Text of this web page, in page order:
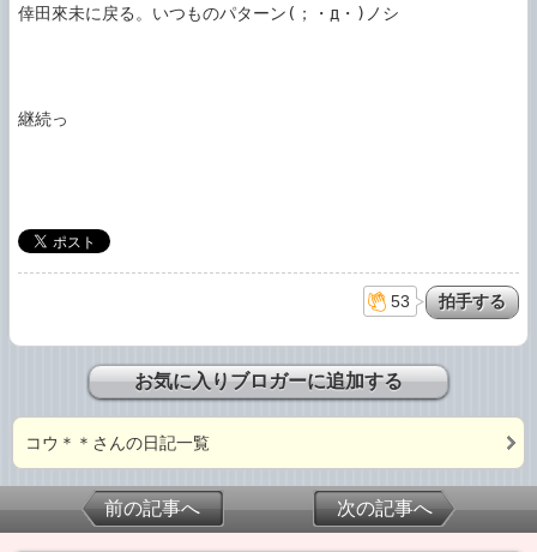
倖田來未に戻る。いつものパターン(；・д・)ノシ
継続っ
53
お気に入りブロガーに追加する
コウ＊＊さんの日記一覧
前の記事へ 次の記事へ